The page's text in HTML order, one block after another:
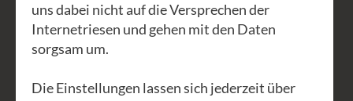
Der Ansatz umfasst eine fundierte
Analyse aller Funktionen der Stimme
unterschiedlicher Genres. Durch
uns dabei nicht auf die Versprechen der
Internetriesen und gehen mit den Daten
sorgsam um.
Die Einstellungen lassen sich jederzeit über